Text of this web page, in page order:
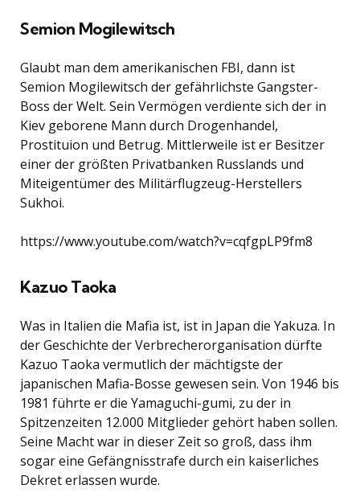
Semion Mogilewitsch
Glaubt man dem amerikanischen FBI, dann ist
Semion Mogilewitsch der gefährlichste Gangster-
Boss der Welt. Sein Vermögen verdiente sich der in
Kiev geborene Mann durch Drogenhandel,
Prostituion und Betrug. Mittlerweile ist er Besitzer
einer der größten Privatbanken Russlands und
Miteigentümer des Militärflugzeug-Herstellers
Sukhoi.
https://www.youtube.com/watch?v=cqfgpLP9fm8
Kazuo Taoka
Was in Italien die Mafia ist, ist in Japan die Yakuza. In
der Geschichte der Verbrecherorganisation dürfte
Kazuo Taoka vermutlich der mächtigste der
japanischen Mafia-Bosse gewesen sein. Von 1946 bis
1981 führte er die Yamaguchi-gumi, zu der in
Spitzenzeiten 12.000 Mitglieder gehört haben sollen.
Seine Macht war in dieser Zeit so groß, dass ihm
sogar eine Gefängnisstrafe durch ein kaiserliches
Dekret erlassen wurde.